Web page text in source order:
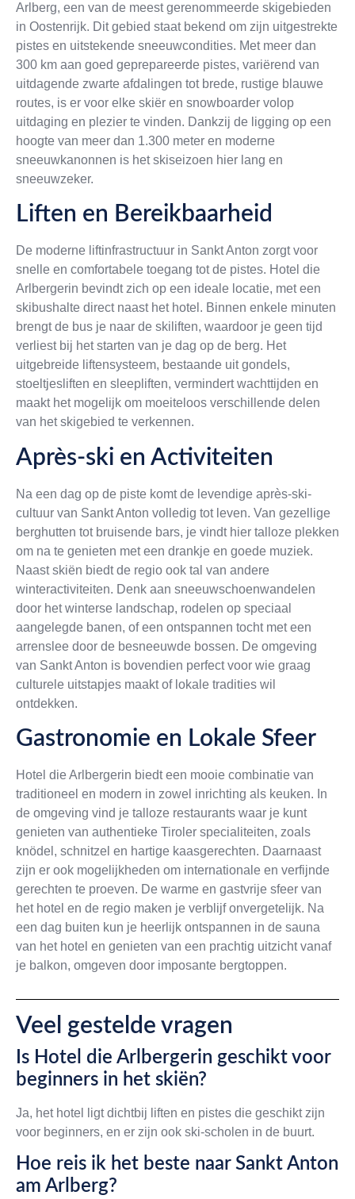
Arlberg, een van de meest gerenommeerde skigebieden
in Oostenrijk. Dit gebied staat bekend om zijn uitgestrekte
pistes en uitstekende sneeuwcondities. Met meer dan
300 km aan goed geprepareerde pistes, variërend van
uitdagende zwarte afdalingen tot brede, rustige blauwe
routes, is er voor elke skiër en snowboarder volop
uitdaging en plezier te vinden. Dankzij de ligging op een
hoogte van meer dan 1.300 meter en moderne
sneeuwkanonnen is het skiseizoen hier lang en
sneeuwzeker.
Liften en Bereikbaarheid
De moderne liftinfrastructuur in Sankt Anton zorgt voor
snelle en comfortabele toegang tot de pistes. Hotel die
Arlbergerin bevindt zich op een ideale locatie, met een
skibushalte direct naast het hotel. Binnen enkele minuten
brengt de bus je naar de skiliften, waardoor je geen tijd
verliest bij het starten van je dag op de berg. Het
uitgebreide liftensysteem, bestaande uit gondels,
stoeltjesliften en sleepliften, vermindert wachttijden en
maakt het mogelijk om moeiteloos verschillende delen
van het skigebied te verkennen.
Après-ski en Activiteiten
Na een dag op de piste komt de levendige après-ski-
cultuur van Sankt Anton volledig tot leven. Van gezellige
berghutten tot bruisende bars, je vindt hier talloze plekken
om na te genieten met een drankje en goede muziek.
Naast skiën biedt de regio ook tal van andere
winteractiviteiten. Denk aan sneeuwschoenwandelen
door het winterse landschap, rodelen op speciaal
aangelegde banen, of een ontspannen tocht met een
arrenslee door de besneeuwde bossen. De omgeving
van Sankt Anton is bovendien perfect voor wie graag
culturele uitstapjes maakt of lokale tradities wil
ontdekken.
Gastronomie en Lokale Sfeer
Hotel die Arlbergerin biedt een mooie combinatie van
traditioneel en modern in zowel inrichting als keuken. In
de omgeving vind je talloze restaurants waar je kunt
genieten van authentieke Tiroler specialiteiten, zoals
knödel, schnitzel en hartige kaasgerechten. Daarnaast
zijn er ook mogelijkheden om internationale en verfijnde
gerechten te proeven. De warme en gastvrije sfeer van
het hotel en de regio maken je verblijf onvergetelijk. Na
een dag buiten kun je heerlijk ontspannen in de sauna
van het hotel en genieten van een prachtig uitzicht vanaf
je balkon, omgeven door imposante bergtoppen.
Veel gestelde vragen
Is Hotel die Arlbergerin geschikt voor
beginners in het skiën?
Ja, het hotel ligt dichtbij liften en pistes die geschikt zijn
voor beginners, en er zijn ook ski-scholen in de buurt.
Hoe reis ik het beste naar Sankt Anton
am Arlberg?